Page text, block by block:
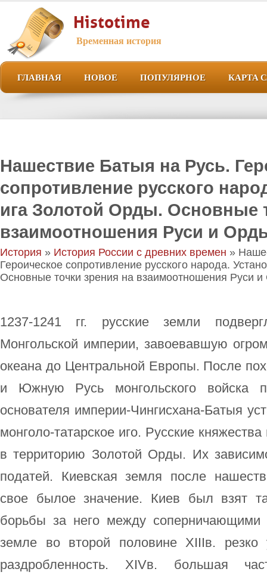
Histotime
Временная история
ГЛАВНАЯ НОВОЕ ПОПУЛЯРНОЕ КАРТА
Нашествие Батыя на Русь.
сопротивление русского
ига Золотой Орды. Основные
взаимоотношения Руси и
История » История России с древних времен »
Героическое сопротивление русского народа.
Основные точки зрения на взаимоотношения Руси
1237-1241 гг. русские земли
Монгольской империи, завоевавшую
океана до Центральной Европы. После
и Южную Русь монгольского войска
основателя империи-Чингисхана-Батыя
монголо-татарское иго. Русские
в территорию Золотой Орды. Их
податей. Киевская земля после
свое былое значение. Киев был взят
борьбы за него между соперничающими
земле во второй половине XIIIв. резко
раздробленность. XIVв. большая